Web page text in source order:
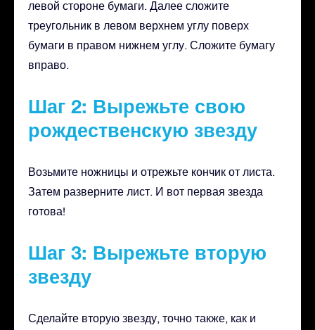
левой стороне бумаги. Далее сложите
треугольник в левом верхнем углу поверх
бумаги в правом нижнем углу. Сложите бумагу
вправо.
Шаг 2: Вырежьте свою
рождественскую звезду
Возьмите ножницы и отрежьте кончик от листа.
Затем разверните лист. И вот первая звезда
готова!
Шаг 3: Вырежьте вторую
звезду
Сделайте вторую звезду, точно также, как и